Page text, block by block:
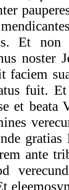
Et non
noster
faciem
fuit.
et beata
ante